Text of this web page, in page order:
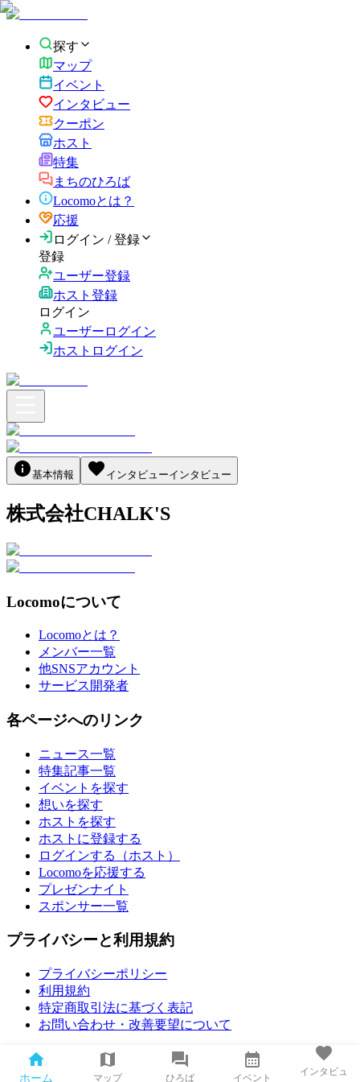
探す
マップ
イベント
インタビュー
クーポン
ホスト
特集
まちのひろば
Locomoとは？
応援
ログイン / 登録
登録
ユーザー登録
ホスト登録
ログイン
ユーザーログイン
ホストログイン
基本情報 インタビューインタビュー
株式会社CHALK'S
Locomoについて
Locomoとは？
メンバー一覧
他SNSアカウント
サービス開発者
各ページへのリンク
ニュース一覧
特集記事一覧
イベントを探す
想いを探す
ホストを探す
ホストに登録する
ログインする（ホスト）
Locomoを応援する
プレゼンナイト
スポンサー一覧
プライバシーと利用規約
プライバシーポリシー
利用規約
特定商取引法に基づく表記
お問い合わせ・改善要望について
© All rights reserved by Locomo.
ホーム マップ ひろば イベント
インタビュ